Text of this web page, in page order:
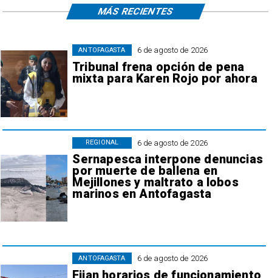
6 de agosto de 2026
Tribunal frena opción de pena
mixta para Karen Rojo por ahora
ANTOFAGASTA
6 de agosto de 2026
Sernapesca interpone denuncias
por muerte de ballena en
Mejillones y maltrato a lobos
marinos en Antofagasta
REGIONAL
6 de agosto de 2026
ANTOFAGASTA
MÁS RECIENTES